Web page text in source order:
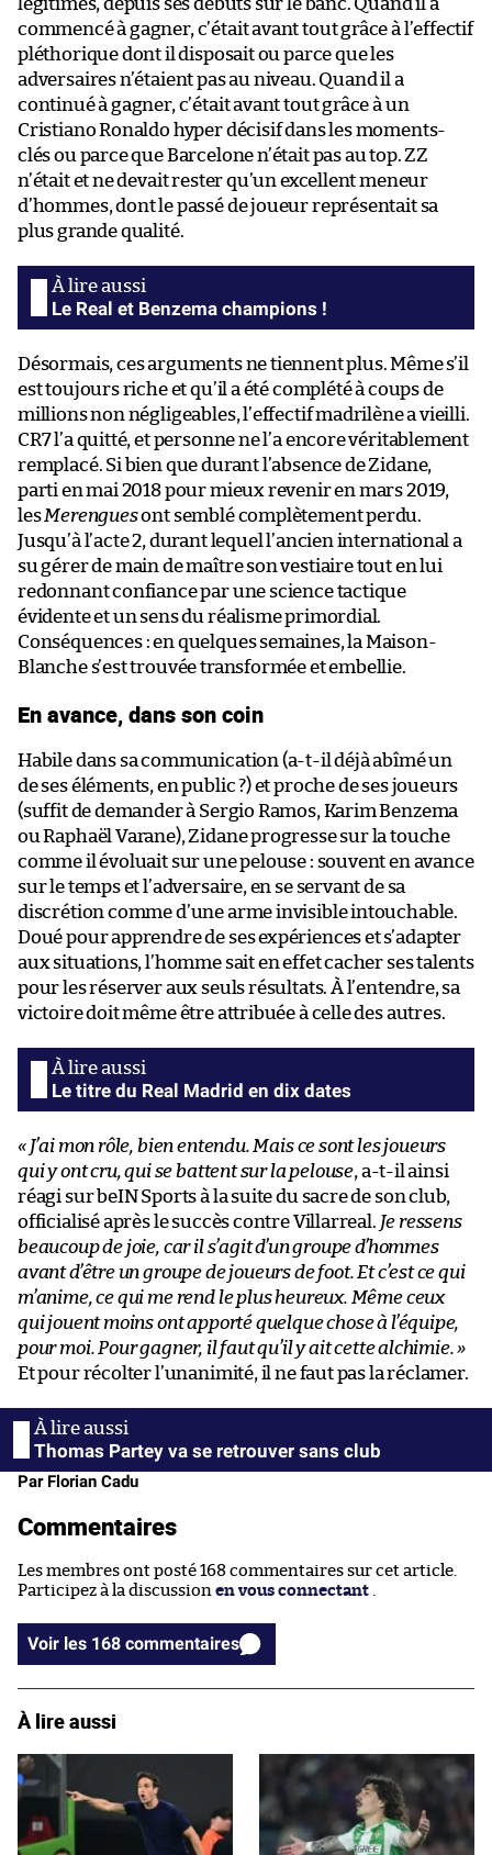
légitimes, depuis ses débuts sur le banc. Quand il a
commencé à gagner, c’était avant tout grâce à l’effectif
pléthorique dont il disposait ou parce que les
adversaires n’étaient pas au niveau. Quand il a
continué à gagner, c’était avant tout grâce à un
Cristiano Ronaldo hyper décisif dans les moments-
clés ou parce que Barcelone n’était pas au top. ZZ
n’était et ne devait rester qu’un excellent meneur
d’hommes, dont le passé de joueur représentait sa
plus grande qualité.
Le Real et Benzema champions !
Désormais, ces arguments ne tiennent plus. Même s’il
est toujours riche et qu’il a été complété à coups de
millions non négligeables, l’effectif madrilène a vieilli.
CR7 l’a quitté, et personne ne l’a encore véritablement
remplacé. Si bien que durant l’absence de Zidane,
parti en mai 2018 pour mieux revenir en mars 2019,
lesMerenguesont semblé complètement perdu.
Jusqu’à l’acte 2, durant lequel l’ancien international a
su gérer de main de maître son vestiaire tout en lui
redonnant confiance par une science tactique
évidente et un sens du réalisme primordial.
Conséquences : en quelques semaines, la Maison-
Blanche s’est trouvée transformée et embellie.
En avance, dans son coin
Habile dans sa communication (a-t-il déjà abîmé un
de ses éléments, en public ?) et proche de ses joueurs
(suffit de demander à Sergio Ramos, Karim Benzema
ou Raphaël Varane), Zidane progresse sur la touche
comme il évoluait sur une pelouse : souvent en avance
sur le temps et l’adversaire, en se servant de sa
discrétion comme d’une arme invisible intouchable.
Doué pour apprendre de ses expériences et s’adapter
aux situations, l’homme sait en effet cacher ses talents
pour les réserver aux seuls résultats. À l’entendre, sa
victoire doit même être attribuée à celle des autres.
Le titre du Real Madrid en dix dates
« J’ai mon rôle, bien entendu. Mais ce sont les joueurs
qui y ont cru, qui se battent sur la pelouse, a-t-il ainsi
réagi sur beIN Sports à la suite du sacre de son club,
officialisé après le succès contre Villarreal. Je ressens
beaucoup de joie, car il s’agit d’un groupe d’hommes
avant d’être un groupe de joueurs de foot. Et c’est ce qui
m’anime, ce qui me rend le plus heureux. Même ceux
qui jouent moins ont apporté quelque chose à l’équipe,
pour moi. Pour gagner, il faut qu’il y ait cette alchimie. »
Et pour récolter l’unanimité, il ne faut pas la réclamer.
Thomas Partey va se retrouver sans club
Par Florian Cadu
Commentaires
Les membres ont posté 168 commentaires sur cet article.
Participez à la discussion en vous connectant .
Voir les 168 commentaires
À lire aussi